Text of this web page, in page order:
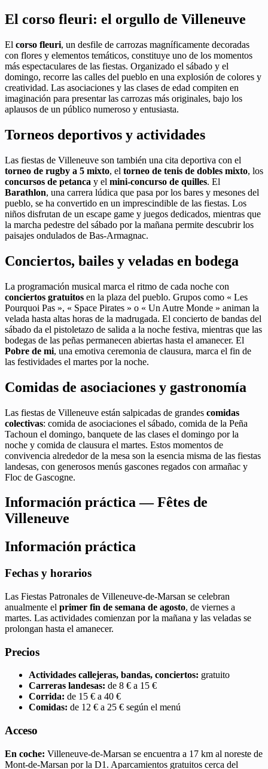
El corso fleuri: el orgullo de Villeneuve
El corso fleuri, un desfile de carrozas magníficamente decoradas
con flores y elementos temáticos, constituye uno de los momentos
más espectaculares de las fiestas. Organizado el sábado y el
domingo, recorre las calles del pueblo en una explosión de colores y
creatividad. Las asociaciones y las clases de edad compiten en
imaginación para presentar las carrozas más originales, bajo los
aplausos de un público numeroso y entusiasta.
Torneos deportivos y actividades
Las fiestas de Villeneuve son también una cita deportiva con el
torneo de rugby a 5 mixto, el torneo de tenis de dobles mixto, los
concursos de petanca y el mini-concurso de quilles. El
Barathlon, una carrera lúdica que pasa por los bares y mesones del
pueblo, se ha convertido en un imprescindible de las fiestas. Los
niños disfrutan de un escape game y juegos dedicados, mientras que
la marcha pedestre del sábado por la mañana permite descubrir los
paisajes ondulados de Bas-Armagnac.
Conciertos, bailes y veladas en bodega
La programación musical marca el ritmo de cada noche con
conciertos gratuitos en la plaza del pueblo. Grupos como « Les
Pourquoi Pas », « Space Pirates » o « Un Autre Monde » animan la
velada hasta altas horas de la madrugada. El concierto de bandas del
sábado da el pistoletazo de salida a la noche festiva, mientras que las
bodegas de las peñas permanecen abiertas hasta el amanecer. El
Pobre de mi, una emotiva ceremonia de clausura, marca el fin de
las festividades el martes por la noche.
Comidas de asociaciones y gastronomía
Las fiestas de Villeneuve están salpicadas de grandes comidas
colectivas: comida de asociaciones el sábado, comida de la Peña
Tachoun el domingo, banquete de las clases el domingo por la
noche y comida de clausura el martes. Estos momentos de
convivencia alrededor de la mesa son la esencia misma de las fiestas
landesas, con generosos menús gascones regados con armañac y
Floc de Gascogne.
Información práctica — Fêtes de
Villeneuve
Información práctica
Fechas y horarios
Las Fiestas Patronales de Villeneuve-de-Marsan se celebran
anualmente el primer fin de semana de agosto, de viernes a
martes. Las actividades comienzan por la mañana y las veladas se
prolongan hasta el amanecer.
Precios
Actividades callejeras, bandas, conciertos: gratuito
Carreras landesas: de 8 € a 15 €
Corrida: de 15 € a 40 €
Comidas: de 12 € a 25 € según el menú
Acceso
En coche: Villeneuve-de-Marsan se encuentra a 17 km al noreste de
Mont-de-Marsan por la D1. Aparcamientos gratuitos cerca del